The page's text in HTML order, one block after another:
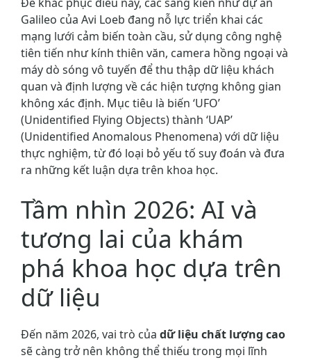
Galileo của Avi Loeb đang nỗ lực triển khai các
mạng lưới cảm biến toàn cầu, sử dụng công nghệ
tiên tiến như kính thiên văn, camera hồng ngoại và
máy dò sóng vô tuyến để thu thập dữ liệu khách
quan và định lượng về các hiện tượng không gian
không xác định. Mục tiêu là biến ‘UFO’
(Unidentified Flying Objects) thành ‘UAP’
(Unidentified Anomalous Phenomena) với dữ liệu
thực nghiệm, từ đó loại bỏ yếu tố suy đoán và đưa
ra những kết luận dựa trên khoa học.
Tầm nhìn 2026: AI và
tương lai của khám
phá khoa học dựa trên
dữ liệu
Đến năm 2026, vai trò của dữ liệu chất lượng cao
sẽ càng trở nên không thể thiếu trong mọi lĩnh